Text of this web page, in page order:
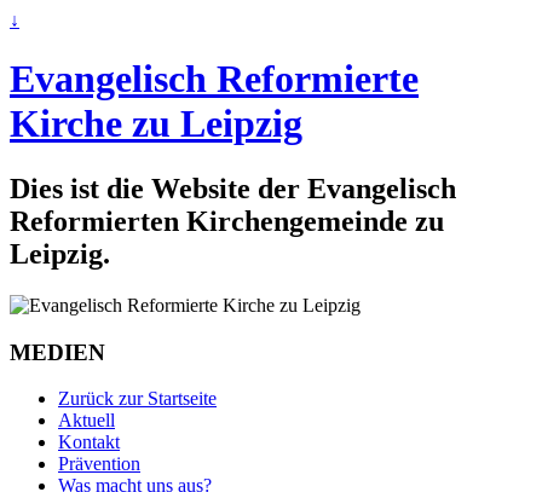
↓
Evangelisch Reformierte
Kirche zu Leipzig
Dies ist die Website der Evangelisch
Reformierten Kirchengemeinde zu
Leipzig.
MEDIEN
Zurück zur Startseite
Aktuell
Kontakt
Prävention
Was macht uns aus?